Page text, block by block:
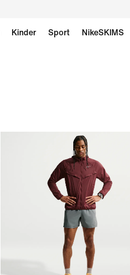
Kinder Sport NikeSKIMS